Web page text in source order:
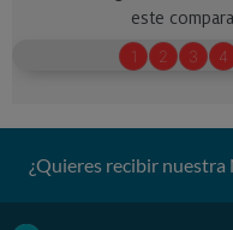
¿Quieres recibir nuestra